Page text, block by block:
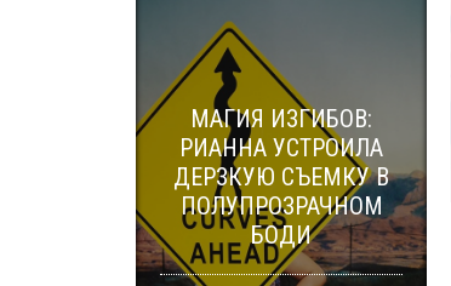
МАГИЯ ИЗГИБОВ:
РИАННА УСТРОИЛА
ДЕРЗКУЮ СЪЕМКУ В
ПОЛУПРОЗРАЧНОМ
БОДИ